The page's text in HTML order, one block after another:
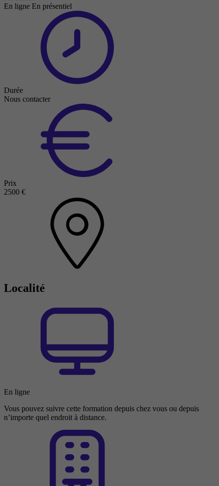
En ligne En présentiel
Durée
Nous contacter
Prix
2500 €
Localité
En ligne
Vous pouvez suivre cette formation depuis chez vous ou depuis
n’importe quel endroit à distance.